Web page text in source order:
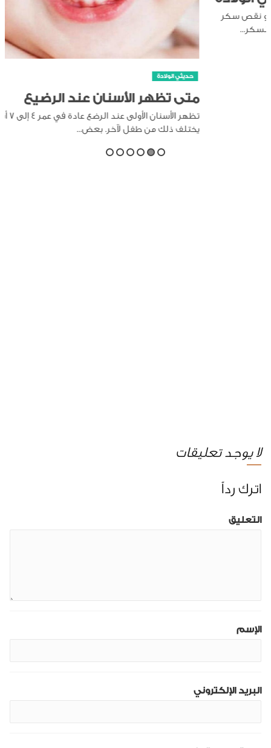
متى تظهر الأسنان عند الرضيع
تظهر الأسنان الأولى عند الرضع عادة في عمر 4 إلى 7 أشهر، لكن قد
يختلف ذلك من طفل لآخر. بعض...
لا يوجد تعليقات
اترك رداً
التعليق
الإسم
البريد الإلكتروني